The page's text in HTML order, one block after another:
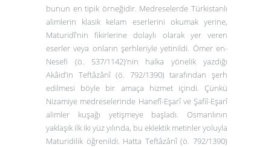
bunun en tipik örneğidir. Medreselerde Türkistanlı
alimlerin klasik kelam eserlerini okumak yerine,
Maturidî’nin fikirlerine dolaylı olarak yer veren
eserler veya onların şerhleriyle yetinildi. Ömer en-
Nesefi (ö. 537/1142)’nin halka yönelik yazdığı
Akâid’in Teftâzânî (ö. 792/1390) tarafından şerh
edilmesi böyle bir amaça hizmet içindi. Çünkü
Nizamiye medreselerinde Hanefî-Eşarî ve Şafiî-Eşarî
alimler kuşağı yetişmeye başladı. Osmanlının
yaklaşık ilk iki yüz yılında, bu eklektik metinler yoluyla
Maturidilik öğrenildi. Hatta Teftâzânî (ö. 792/1390)